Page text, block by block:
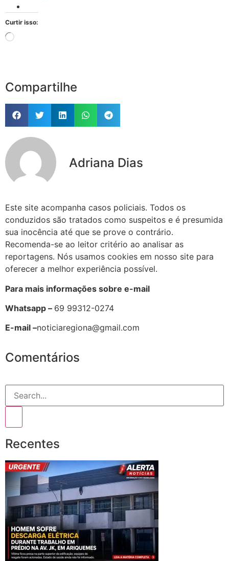
Curtir isso:
Compartilhe
Adriana Dias
Este site acompanha casos policiais. Todos os
conduzidos são tratados como suspeitos e é presumida
sua inocência até que se prove o contrário.
Recomenda-se ao leitor critério ao analisar as
reportagens. Nós usamos cookies em nosso site para
oferecer a melhor experiência possível.
Para mais informações sobre e-mail
Whatsapp – 69 99312-0274
E-mail –noticiaregiona@gmail.com
Comentários
Recentes